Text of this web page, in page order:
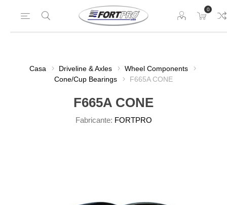
0
Casa Driveline & Axles
Wheel Components
Cone/Cup Bearings
F665A CONE
F665A CONE
Fabricante: FORTPRO